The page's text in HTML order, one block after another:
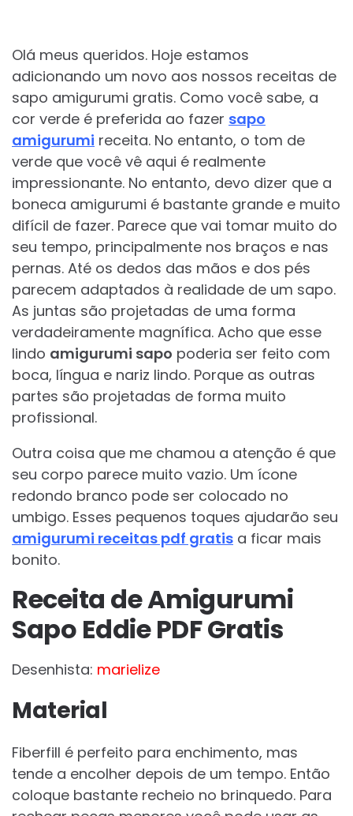
Olá meus queridos. Hoje estamos
adicionando um novo aos nossos receitas de
sapo amigurumi gratis. Como você sabe, a
cor verde é preferida ao fazer sapo
amigurumi receita. No entanto, o tom de
verde que você vê aqui é realmente
impressionante. No entanto, devo dizer que a
boneca amigurumi é bastante grande e muito
difícil de fazer. Parece que vai tomar muito do
seu tempo, principalmente nos braços e nas
pernas. Até os dedos das mãos e dos pés
parecem adaptados à realidade de um sapo.
As juntas são projetadas de uma forma
verdadeiramente magnífica. Acho que esse
lindo amigurumi sapo poderia ser feito com
boca, língua e nariz lindo. Porque as outras
partes são projetadas de forma muito
profissional.
Outra coisa que me chamou a atenção é que
seu corpo parece muito vazio. Um ícone
redondo branco pode ser colocado no
umbigo. Esses pequenos toques ajudarão seu
amigurumi receitas pdf gratis a ficar mais
bonito.
Receita de Amigurumi
Sapo Eddie PDF Gratis
Desenhista: marielize
Material
Fiberfill é perfeito para enchimento, mas
tende a encolher depois de um tempo. Então
coloque bastante recheio no brinquedo. Para